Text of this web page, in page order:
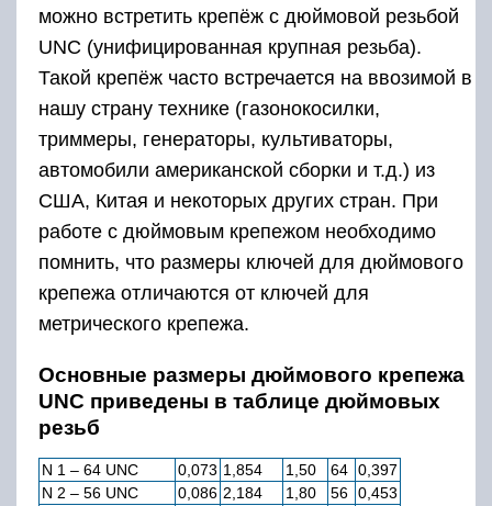
можно встретить крепёж с дюймовой резьбой
UNC (унифицированная крупная резьба).
Такой крепёж часто встречается на ввозимой в
нашу страну технике (газонокосилки,
триммеры, генераторы, культиваторы,
автомобили американской сборки и т.д.) из
США, Китая и некоторых других стран. При
работе с дюймовым крепежом необходимо
помнить, что размеры ключей для дюймового
крепежа отличаются от ключей для
метрического крепежа.
Основные размеры дюймового крепежа
UNC приведены в таблице дюймовых
резьб
N 1 – 64 UNC 0,073 1,854 1,50 64 0,397
N 2 – 56 UNC
0,086 2,184 1,80 56 0,453